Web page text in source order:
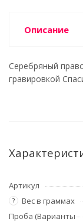
Описание
Серебряный
гравировкой
Артикул
? Вес в граммах
Проба (Варианты